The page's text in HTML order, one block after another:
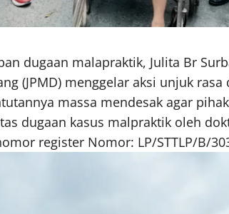
dugaan malapraktik, Julita Br
(JPMD) menggelar aksi unjuk
massa mendesak agar
dugaan kasus malpraktik oleh
register Nomor: LP/STTLP/B/